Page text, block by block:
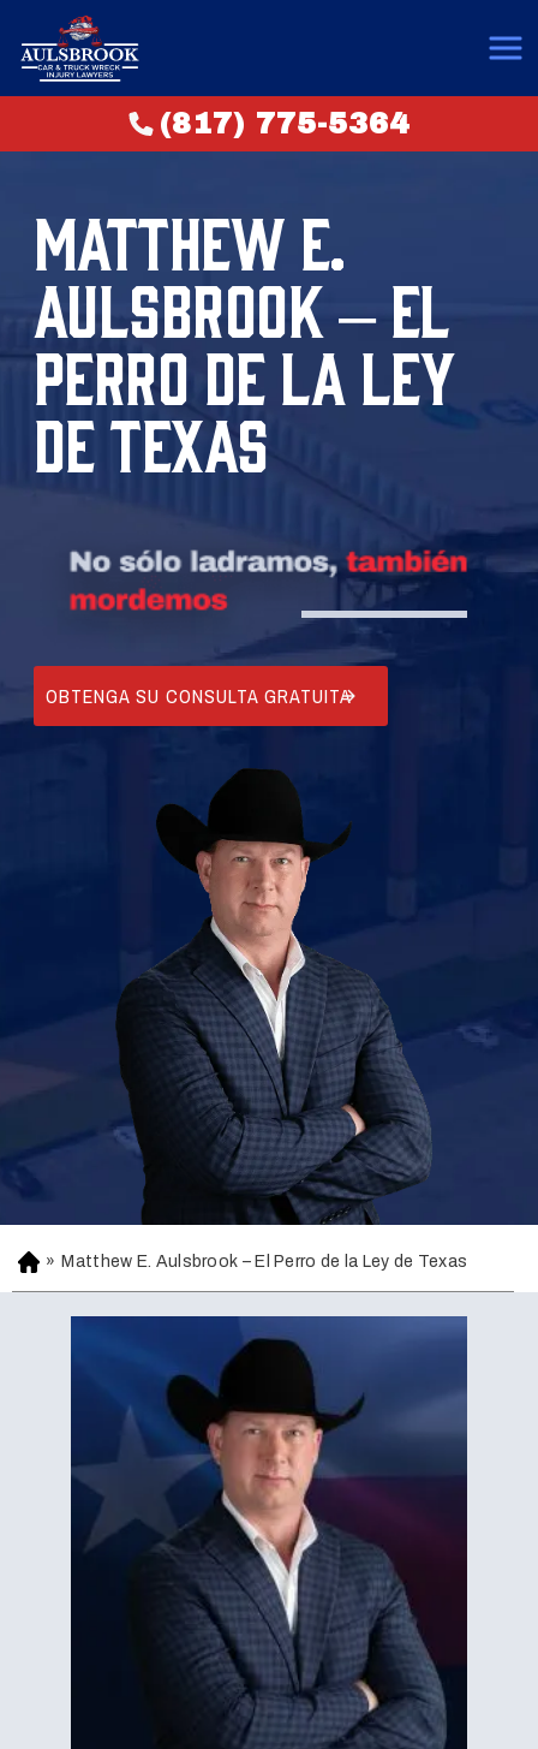
(817) 775-5364
MATTHEW E.
AULSBROOK – EL
PERRO DE LA LEY
DE TEXAS
OBTENGA SU CONSULTA GRATUITA
H
o
» Matthew E. Aulsbrook – El Perro de la Ley de Texas